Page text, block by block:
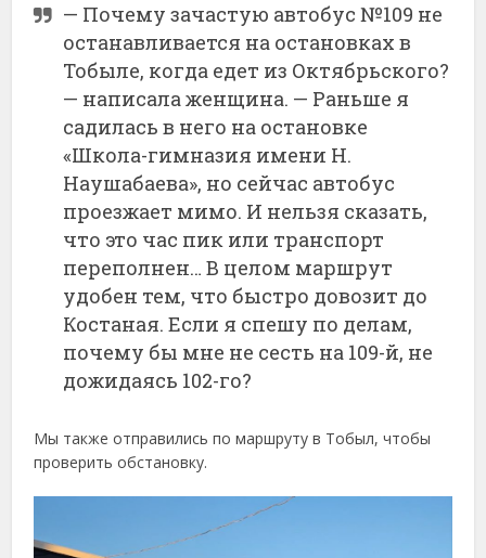
— Почему зачастую автобус №109 не
останавливается на остановках в
Тобыле, когда едет из Октябрьского?
— написала женщина. — Раньше я
садилась в него на остановке
«Школа-гимназия имени Н.
Наушабаева», но сейчас автобус
проезжает мимо. И нельзя сказать,
что это час пик или транспорт
переполнен… В целом маршрут
удобен тем, что быстро довозит до
Костаная. Если я спешу по делам,
почему бы мне не сесть на 109-й, не
дожидаясь 102-го?
Мы также отправились по маршруту в Тобыл, чтобы
проверить обстановку.